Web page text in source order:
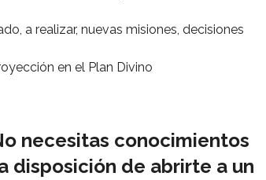
a realizar, nuevas misiones, decisiones
en el Plan Divino
necesitas conocimientos
disposición de abrirte a un